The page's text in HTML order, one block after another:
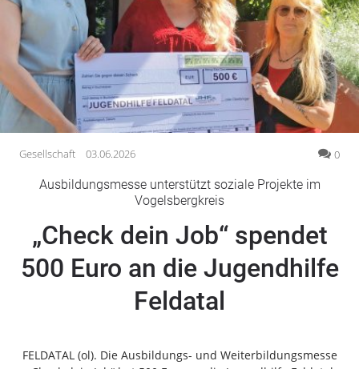
Gesundheit
Kultur
Lifestyle
Wirtschaft
Vogelsberg
Alsfeld
Romrod
Homberg
Ohm
Feldatal
Gesellschaft 03.06.2026 0
Ausbildungsmesse unterstützt soziale Projekte im
Vogelsbergkreis
„Check dein Job“ spendet
500 Euro an die Jugendhilfe
Feldatal
FELDATAL (ol). Die Ausbildungs- und Weiterbildungsmesse